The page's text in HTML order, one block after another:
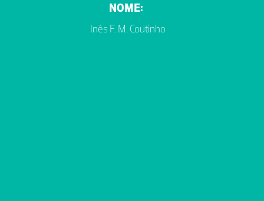
NOME:
Inês F. M. Coutinho